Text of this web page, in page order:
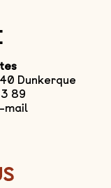
Dunkerque
89
mail